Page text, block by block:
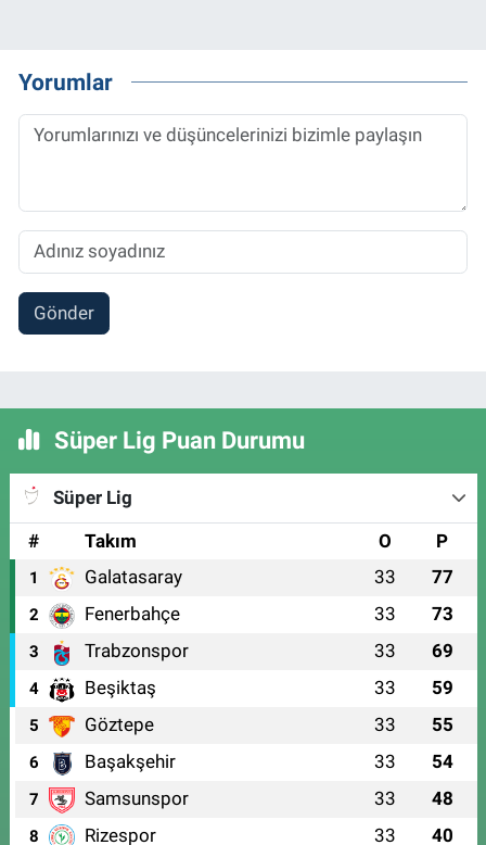
Yorumlar
Gönder
Süper Lig Puan Durumu
Süper Lig
#
Takım O P
1 Galatasaray 33 77
2 Fenerbahçe 33 73
3 Trabzonspor 33 69
4 Beşiktaş 33 59
5 Göztepe 33 55
6 Başakşehir 33 54
7 Samsunspor 33 48
8 Rizespor 33 40